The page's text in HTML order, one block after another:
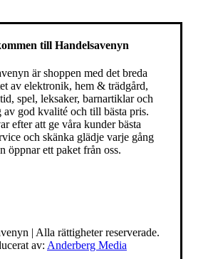
till Handelsavenyn
är shoppen med det breda
av elektronik, hem & trädgård,
spel, leksaker, barnartiklar och
av god kvalité och till bästa pris.
efter att ge våra kunder bästa
och skänka glädje varje gång
öppnar ett paket från oss.
| Alla rättigheter reserverade.
av: Anderberg Media